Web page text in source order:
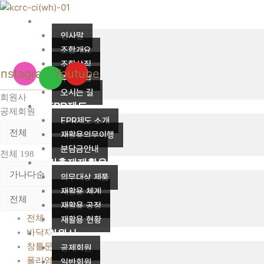
콘
너
뛰
기
조합소개
인사말
조합개요
조합상징
주요사업
오시는 길
EPR제도
EPR제도 소개
재활용의무이행
분담금안내
건축재재활용
의무대상 제품
재활용 체계
재활용 공정
재활용 현황
회원사
공제회원
Youtube
회원사
공제회원
전체 198
전체
바닥재
창틀문틀
폴리염화비닐(PVC)제품